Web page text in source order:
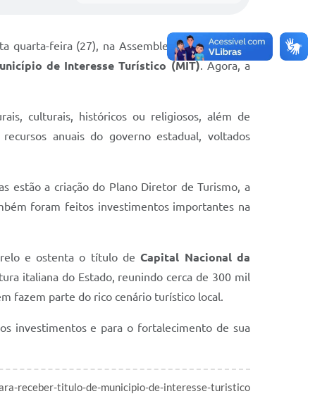
quarta-feira (27), na Assembleia Legislativa do
de Interesse Turístico (MIT). Agora, a
culturais, históricos ou religiosos, além de
anuais do governo estadual, voltados
estão a criação do Plano Diretor de Turismo, a
foram feitos investimentos importantes na
e ostenta o título deCapital Nacional da
italiana do Estado, reunindo cerca de 300 mil
fazem parte do rico cenário turístico local.
investimentos e para o fortalecimento de sua
receber-titulo-de-municipio-de-interesse-turistico